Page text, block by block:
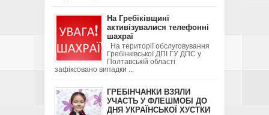
На Гребіківщині
активізувалися телефонні
шахраї
На території обслуговування
Гребінківської ДПІ ГУ ДПС у
Полтавській області
зафіксовано випадки ...
ГРЕБІНЧАНКИ ВЗЯЛИ
УЧАСТЬ У ФЛЕШМОБІ ДО
ДНЯ УКРАЇНСЬКОЇ ХУСТКИ